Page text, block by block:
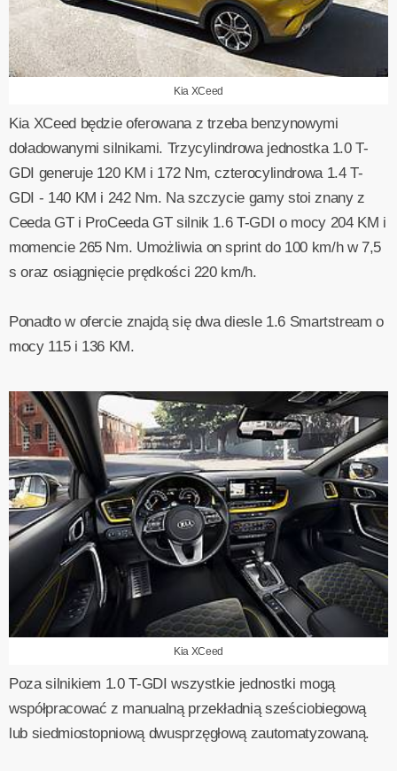
Kia XCeed
Kia XCeed będzie oferowana z trzeba benzynowymi
doładowanymi silnikami. Trzycylindrowa jednostka 1.0 T-
GDI generuje 120 KM i 172 Nm, czterocylindrowa 1.4 T-
GDI - 140 KM i 242 Nm. Na szczycie gamy stoi znany z
Ceeda GT i ProCeeda GT silnik 1.6 T-GDI o mocy 204 KM i
momencie 265 Nm. Umożliwia on sprint do 100 km/h w 7,5
s oraz osiągnięcie prędkości 220 km/h.
Ponadto w ofercie znajdą się dwa diesle 1.6 Smartstream o
mocy 115 i 136 KM.
Kia XCeed
Poza silnikiem 1.0 T-GDI wszystkie jednostki mogą
współpracować z manualną przekładnią sześciobiegową
lub siedmiostopniową dwusprzęgłową zautomatyzowaną.